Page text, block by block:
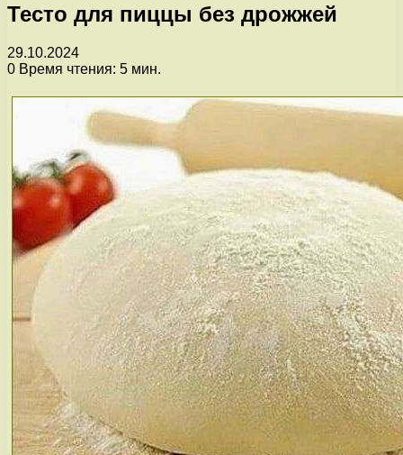
Тесто для пиццы без дрожжей
29.10.2024
0 Время чтения: 5 мин.